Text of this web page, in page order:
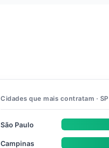
Cidades que mais contratam · SP
São Paulo
Campinas